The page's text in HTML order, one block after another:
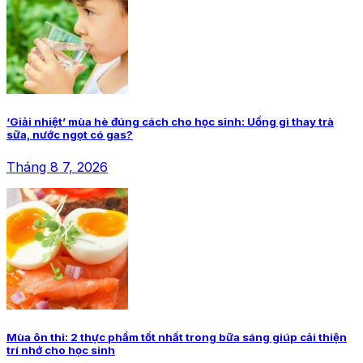
‘Giải nhiệt’ mùa hè đúng cách cho học sinh: Uống gì thay trà
sữa, nước ngọt có gas?
Tháng 8 7, 2026
Mùa ôn thi: 2 thực phẩm tốt nhất trong bữa sáng giúp cải thiện
trí nhớ cho học sinh